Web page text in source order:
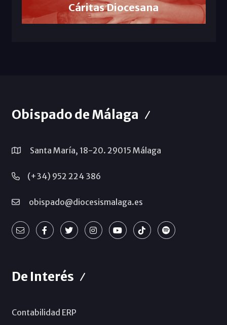
Cáritas Diocesana
Obispado de Málaga
Santa María, 18-20. 29015 Málaga
(+34) 952 224 386
obispado@diocesismalaga.es
De Interés
Contabilidad ERP